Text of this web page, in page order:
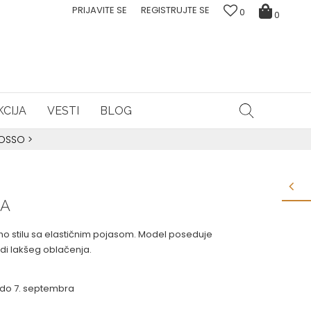
0
0
PRIJAVITE SE REGISTRUJTE SE
VESTI BLOG
>
stilu sa elastičnim pojasom. Model poseduje
lakšeg oblačenja.
7. septembra